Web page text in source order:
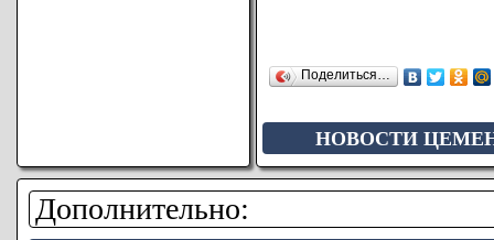
Поделиться…
НОВОСТИ
Дополнительно: